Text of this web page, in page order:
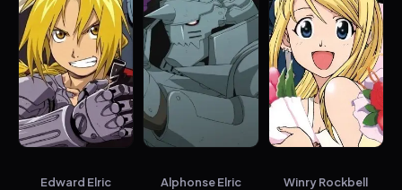
Edward Elric Alphonse Elric Winry Rockbell